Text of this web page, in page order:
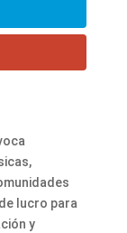
lucro para
y